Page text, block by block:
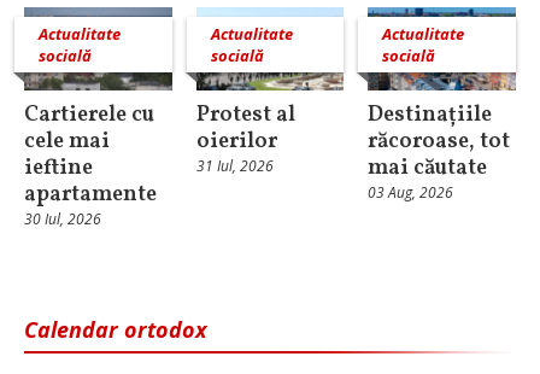
Actualitate
socială
Cartierele cu
cele mai
ieftine
apartamente
30 Iul, 2026
Actualitate
socială
Protest al
oierilor
31 Iul, 2026
Actualitate
socială
Destinațiile
răcoroase, tot
mai căutate
03 Aug, 2026
Calendar ortodox